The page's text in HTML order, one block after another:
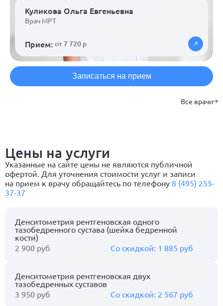
Куликова Ольга Евгеньевна
Врач МРТ
Прием: от 7 720 р
Записаться на прием
Все врачи
Цены на услуги
Указанные на сайте цены не являются публичной
офертой. Для уточнения стоимости услуг и записи
на прием к врачу обращайтесь по телефону 8 (495) 255-
37-37
Денситометрия рентгеновская одного
тазобедренного сустава (шейка бедренной
кости)
2 900 руб
1 885 руб
Денситометрия рентгеновская двух
тазобедренных суставов
3 950 руб
2 567 руб